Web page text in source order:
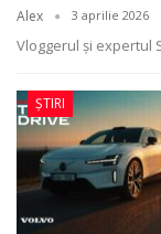
Alex 3 aprilie 2026
Vloggerul și expertul
ȘTIRI